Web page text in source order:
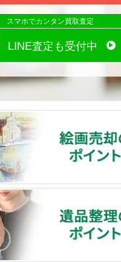
スマホでカンタン買取査定
LINE査定も受付中